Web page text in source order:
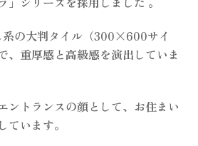
系の大判タイル（300×600サイ
、重厚感と高級感を演出していま
ントランスの顔として、お住まい
います。